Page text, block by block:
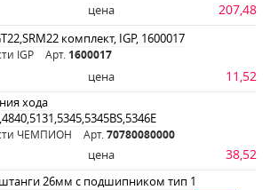
цена 207,48
комплект, IGP, 1600017
IGP Арт. 1600017
цена 11,52
хода
ЧЕМПИОН Арт. 70780080000
цена 38,52
26мм с подшипником тип 1